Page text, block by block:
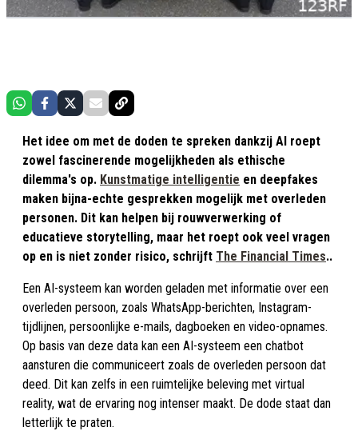
Het idee om met de doden te spreken dankzij AI roept
zowel fascinerende mogelijkheden als ethische
dilemma's op. Kunstmatige intelligentie en deepfakes
maken bijna-echte gesprekken mogelijk met overleden
personen. Dit kan helpen bij rouwverwerking of
educatieve storytelling, maar het roept ook veel vragen
op en is niet zonder risico, schrijft The Financial Times..
Een AI-systeem kan worden geladen met informatie over een
overleden persoon, zoals WhatsApp-berichten, Instagram-
tijdlijnen, persoonlijke e-mails, dagboeken en video-opnames.
Op basis van deze data kan een AI-systeem een chatbot
aansturen die communiceert zoals de overleden persoon dat
deed. Dit kan zelfs in een ruimtelijke beleving met virtual
reality, wat de ervaring nog intenser maakt. De dode staat dan
letterlijk te praten.